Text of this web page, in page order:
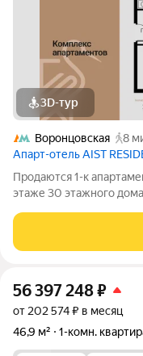
3D-тур
Воронцовская
8
Апарт-отель AIST
Продаются 1-к
этаже 30 этажного
стремится к гармонии
отдыхом на природе.
56 397 248₽
от 202 574 ₽ в месяц
46,9 м²
1-комн.